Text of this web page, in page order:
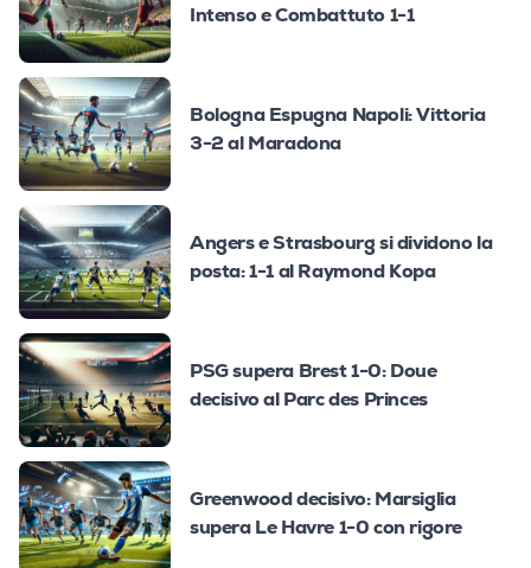
Intenso e Combattuto 1-1
Bologna Espugna Napoli: Vittoria
3-2 al Maradona
Angers e Strasbourg si dividono la
posta: 1-1 al Raymond Kopa
PSG supera Brest 1-0: Doue
decisivo al Parc des Princes
Greenwood decisivo: Marsiglia
supera Le Havre 1-0 con rigore